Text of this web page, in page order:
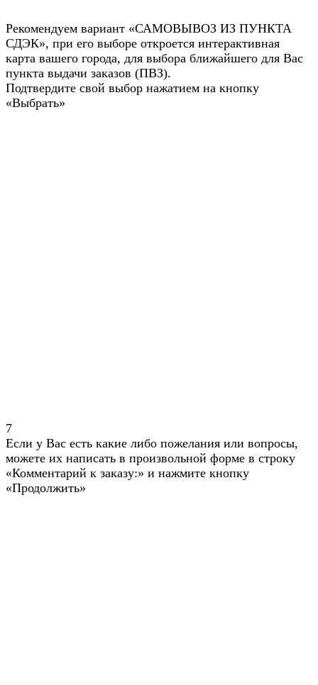
Рекомендуем вариант «САМОВЫВОЗ ИЗ ПУНКТА
СДЭК», при его выборе откроется интерактивная
карта вашего города, для выбора ближайшего для Вас
пункта выдачи заказов (ПВЗ).
Подтвердите свой выбор нажатием на кнопку
«Выбрать»
7
Если у Вас есть какие либо пожелания или вопросы,
можете их написать в произвольной форме в строку
«Комментарий к заказу:» и нажмите кнопку
«Продолжить»